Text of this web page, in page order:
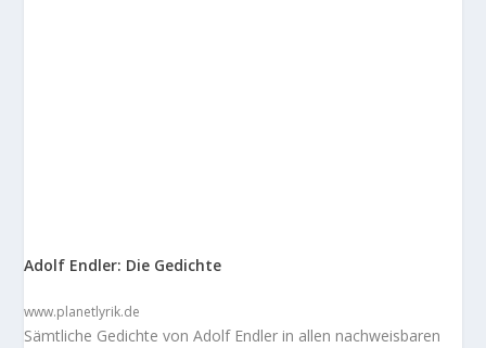
Adolf Endler: Die Gedichte
www.planetlyrik.de
Sämtliche Gedichte von Adolf Endler in allen nachweisbaren